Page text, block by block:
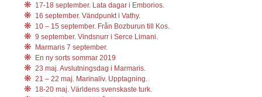
17-18 september. Lata dagar i Emborios.
16 september. Vändpunkt i Vathy.
10 – 15 september. Från Bozburun till Kos.
9 september. Vindsnurr i Serce Limani.
Marmaris 7 september.
En ny sorts sommar 2019
23 maj. Avslutningsdag i Marmaris.
21 – 22 maj. Marinaliv. Upptagning.
18-20 maj. Världens svenskaste turk.